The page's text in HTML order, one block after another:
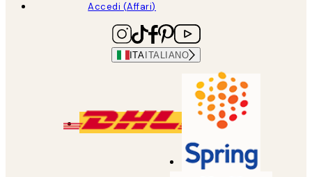
Accedi (Affari)
ITA ITALIANO